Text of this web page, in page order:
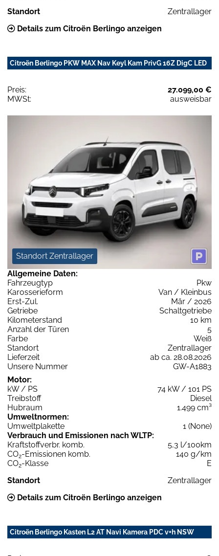
Standort
Zentrallager
Details zum Citroën Berlingo anzeigen
Citroën Berlingo PKW MAX Nav Keyl Kam PrivG 16Z DigC LED
Preis:
27.099,00 €
MWSt:
ausweisbar
Standort Zentrallager
Allgemeine Daten:
Fahrzeugtyp
Pkw
Karosserieform
Van / Kleinbus
Erst-Zul.
Mär / 2026
Getriebe
Schaltgetriebe
Kilometerstand
10 km
Anzahl der Türen
5
Farbe
Weiß
Standort
Zentrallager
Lieferzeit
ab ca. 28.08.2026
Unsere Nummer
GW-A1883
Motor:
kW / PS
74 kW / 101 PS
Treibstoff
Diesel
Hubraum
1.499 cm³
Umweltnormen:
Umweltplakette
1 (None)
Verbrauch und Emissionen nach WLTP:
Kraftstoffverbr. komb.
5,3 l/100km
CO2-Emissionen komb.
140 g/km
CO2-Klasse
E
Standort
Zentrallager
Details zum Citroën Berlingo anzeigen
Citroën Berlingo Kasten L2 AT Navi Kamera PDC v+h NSW